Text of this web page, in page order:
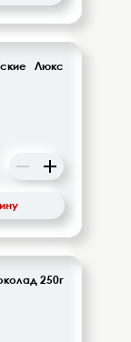
Люкс
250г